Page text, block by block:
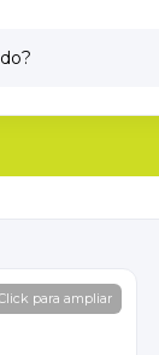
para ampliar